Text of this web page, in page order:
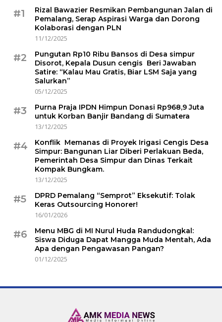
#1
Rizal Bawazier Resmikan Pembangunan Jalan di
Pemalang, Serap Aspirasi Warga dan Dorong
Kolaborasi dengan PLN
11/12/2025
#2
Pungutan Rp10 Ribu Bansos di Desa simpur
Disorot, Kepala Dusun cengis Beri Jawaban
Satire: “Kalau Mau Gratis, Biar LSM Saja yang
Salurkan”
05/12/2025
#3
Purna Praja IPDN Himpun Donasi Rp968,9 Juta
untuk Korban Banjir Bandang di Sumatera
13/12/2025
#4
Konflik Memanas di Proyek Irigasi Cengis Desa
Simpur: Bangunan Liar Diberi Perlakuan Beda,
Pemerintah Desa Simpur dan Dinas Terkait
Kompak Bungkam.
13/12/2025
#5
DPRD Pemalang “Semprot” Eksekutif: Tolak
Keras Outsourcing Honorer!
16/01/2026
#6
Menu MBG di MI Nurul Huda Randudongkal:
Siswa Diduga Dapat Mangga Muda Mentah, Ada
Apa dengan Pengawasan Pangan?
01/12/2025